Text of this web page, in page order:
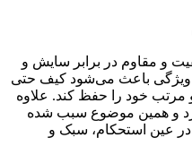
و مقاوم در برابر سایش و
باعث می‌شود کیف حتی
مرتب خود را حفظ کند. علاوه
و همین موضوع سبب شده
در عین استحکام، سبک و